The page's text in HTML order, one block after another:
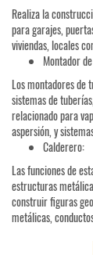
Realiza la
para garajes,
viviendas, locales
Montador
Los montadores de
sistemas de
relacionado para
aspersión, y
Calderero:
Las funciones de
estructuras
construir figuras
metálicas,